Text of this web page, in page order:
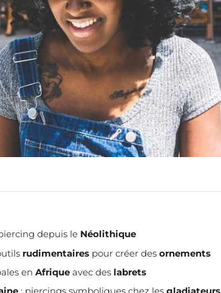
depuis le Néolithique
rudimentaires pour créer des ornements
en Afrique avec des labrets